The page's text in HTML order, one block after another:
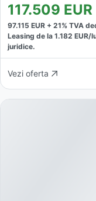
117.509 EUR
97.115 EUR + 21% TVA
Leasing de la 1.182 EUR/
juridice.
Vezi oferta